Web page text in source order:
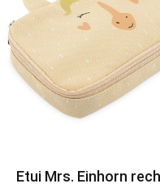
Etui Mrs. Einhorn